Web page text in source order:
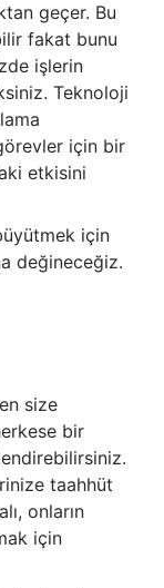
geçer. Bu
fakat bunu
işlerin
Teknoloji
için bir
etkisini
için
değineceğiz.
size
bir
taahhüt
onların
için